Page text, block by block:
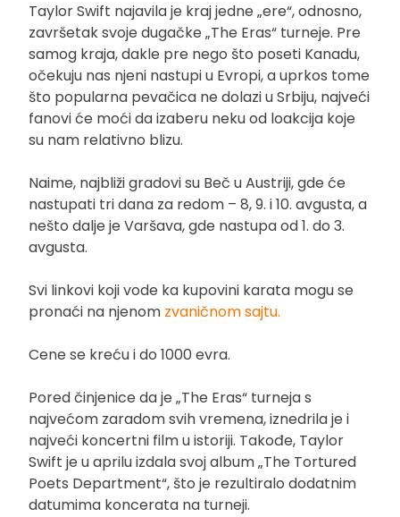
Taylor Swift najavila je kraj jedne „ere“, odnosno,
završetak svoje dugačke „The Eras“ turneje. Pre
samog kraja, dakle pre nego što poseti Kanadu,
očekuju nas njeni nastupi u Evropi, a uprkos tome
što popularna pevačica ne dolazi u Srbiju, najveći
fanovi će moći da izaberu neku od loakcija koje
su nam relativno blizu.
Naime, najbliži gradovi su Beč u Austriji, gde će
nastupati tri dana za redom – 8, 9. i 10. avgusta, a
nešto dalje je Varšava, gde nastupa od 1. do 3.
avgusta.
Svi linkovi koji vode ka kupovini karata mogu se
pronaći na njenom zvaničnom sajtu.
Cene se kreću i do 1000 evra.
Pored činjenice da je „The Eras“ turneja s
najvećom zaradom svih vremena, iznedrila je i
najveći koncertni film u istoriji. Takođe, Taylor
Swift je u aprilu izdala svoj album „The Tortured
Poets Department“, što je rezultiralo dodatnim
datumima koncerata na turneji.